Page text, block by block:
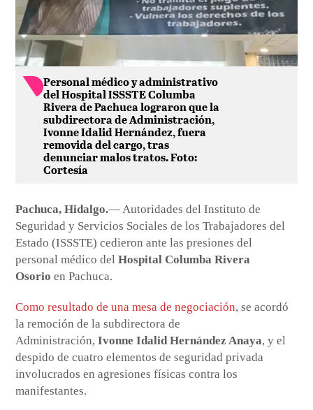
Personal médico y administrativo
del Hospital ISSSTE Columba
Rivera de Pachuca lograron que la
subdirectora de Administración,
Ivonne Idalid Hernández, fuera
removida del cargo, tras
denunciar malos tratos. Foto:
Cortesía
Pachuca, Hidalgo.— Autoridades del Instituto de
Seguridad y Servicios Sociales de los Trabajadores del
Estado (ISSSTE) cedieron ante las presiones del
personal médico delHospital Columba Rivera
Osorio en Pachuca.
Como resultado de una mesa de negociación, se acordó
la remoción de la subdirectora de
Administración,Ivonne Idalid Hernández Anaya, y el
despido de cuatro elementos de seguridad privada
involucrados en agresiones físicas contra los
manifestantes.